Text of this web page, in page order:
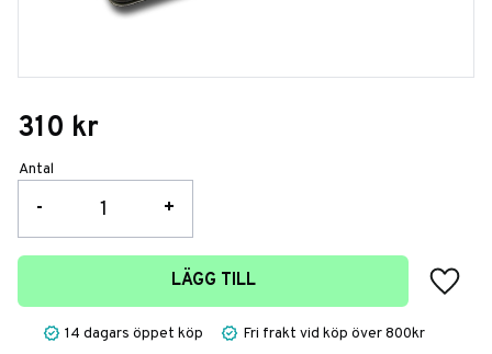
310 kr
Antal
+
-
LÄGG TILL
Lägg
14 dagars öppet köp Fri frakt vid köp över 800kr